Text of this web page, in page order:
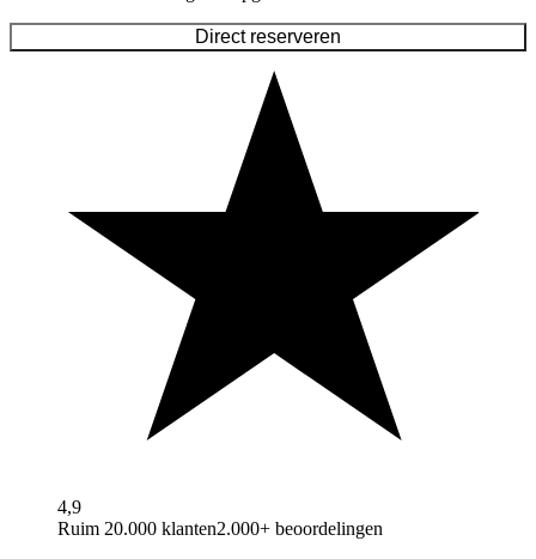
Direct reserveren
4,9
Ruim 20.000 klanten2.000+ beoordelingen